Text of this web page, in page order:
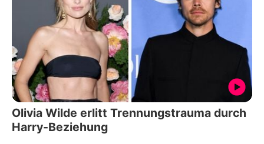
Olivia Wilde erlitt Trennungstrauma durch
Harry-Beziehung